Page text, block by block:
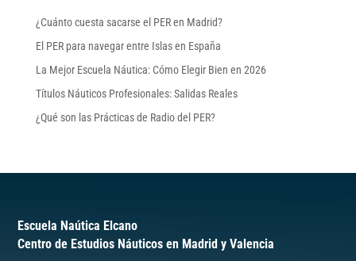
¿Cuánto cuesta sacarse el PER en Madrid?
El PER para navegar entre Islas en España
La Mejor Escuela Náutica: Cómo Elegir Bien en 2026
Títulos Náuticos Profesionales: Salidas Reales
¿Qué son las Prácticas de Radio del PER?
Escuela Naútica Elcano
Centro de Estudios Náuticos en Madrid y Valencia